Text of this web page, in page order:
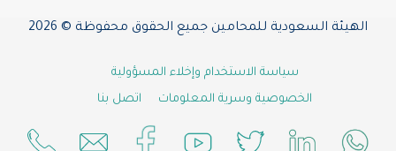
الهيئة السعودية للمحامين جميع الحقوق محفوظة © 2026
سياسة الاستخدام وإخلاء المسؤولية
الخصوصية وسرية المعلومات
اتصل بنا